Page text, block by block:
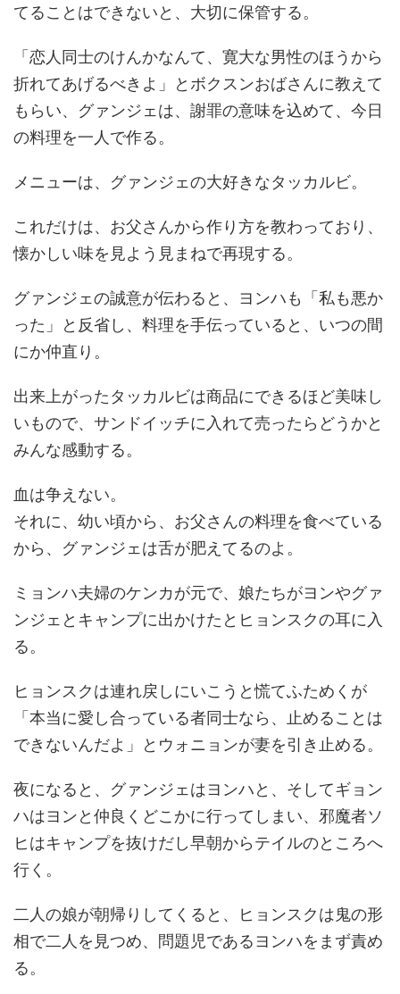
てることはできないと、大切に保管する。
「恋人同士のけんかなんて、寛大な男性のほうから
折れてあげるべきよ」とボクスンおばさんに教えて
もらい、グァンジェは、謝罪の意味を込めて、今日
の料理を一人で作る。
メニューは、グァンジェの大好きなタッカルビ。
これだけは、お父さんから作り方を教わっており、
懐かしい味を見よう見まねで再現する。
グァンジェの誠意が伝わると、ヨンハも「私も悪か
った」と反省し、料理を手伝っていると、いつの間
にか仲直り。
出来上がったタッカルビは商品にできるほど美味し
いもので、サンドイッチに入れて売ったらどうかと
みんな感動する。
血は争えない。
それに、幼い頃から、お父さんの料理を食べている
から、グァンジェは舌が肥えてるのよ。
ミョンハ夫婦のケンカが元で、娘たちがヨンやグァ
ンジェとキャンプに出かけたとヒョンスクの耳に入
る。
ヒョンスクは連れ戻しにいこうと慌てふためくが
「本当に愛し合っている者同士なら、止めることは
できないんだよ」とウォニョンが妻を引き止める。
夜になると、グァンジェはヨンハと、そしてギョン
ハはヨンと仲良くどこかに行ってしまい、邪魔者ソ
ヒはキャンプを抜けだし早朝からテイルのところへ
行く。
二人の娘が朝帰りしてくると、ヒョンスクは鬼の形
相で二人を見つめ、問題児であるヨンハをまず責め
る。